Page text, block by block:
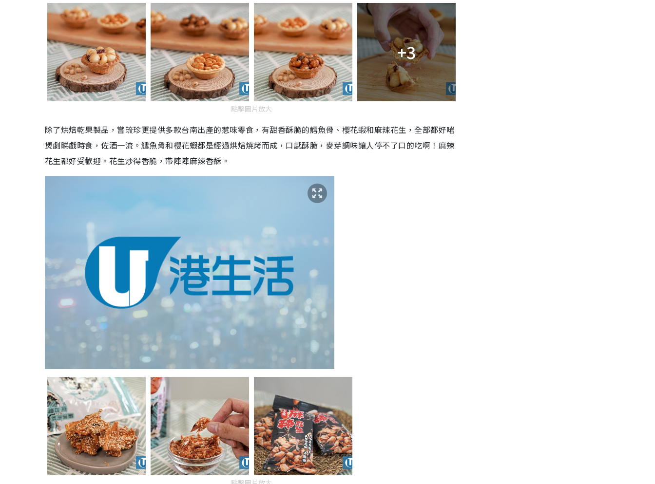
+3
點擊圖片放大
除了烘焙乾果製品，嘗琉珍更提供多款台南出產的惹味零食，有甜香酥脆的鱈魚骨、櫻花蝦和麻辣花生，全部都好啱
煲劇睇戲時食，佐酒一流。鱈魚骨和櫻花蝦都是經過烘焙燒烤而成，口感酥脆，麥芽調味讓人停不了口的吃啊！麻辣
花生都好受歡迎。花生炒得香脆，帶陣陣麻辣香酥。